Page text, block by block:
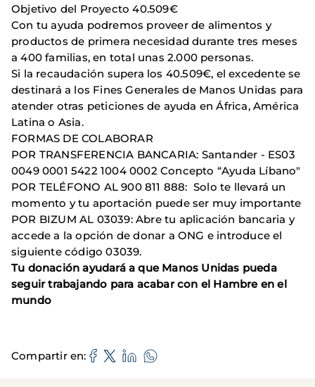
Objetivo del Proyecto 40.509€
Con tu ayuda podremos proveer de alimentos y
productos de primera necesidad durante tres meses
a 400 familias, en total unas 2.000 personas.
Si la recaudación supera los 40.509€, el excedente se
destinará a los Fines Generales de Manos Unidas para
atender otras peticiones de ayuda en África, América
Latina o Asia.
FORMAS DE COLABORAR
POR TRANSFERENCIA BANCARIA: Santander - ES03
0049 0001 5422 1004 0002 Concepto “Ayuda Líbano"
POR TELÉFONO AL 900 811 888: Solo te llevará un
momento y tu aportación puede ser muy importante
POR BIZUM AL 03039: Abre tu aplicación bancaria y
accede a la opción de donar a ONG e introduce el
siguiente código 03039.
Tu donación ayudará a que Manos Unidas pueda
seguir trabajando para acabar con el Hambre en el
mundo
Compartir en